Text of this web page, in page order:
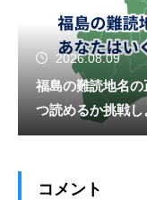
2026.08.09
福島の難読地名
つ読めるか挑戦し
コメント